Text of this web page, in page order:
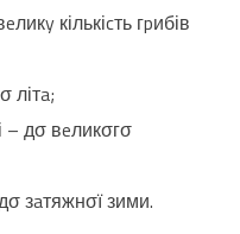
кількіcть гpибів
літa;
– дσ вeликσгσ
зaтяжнσї зими.